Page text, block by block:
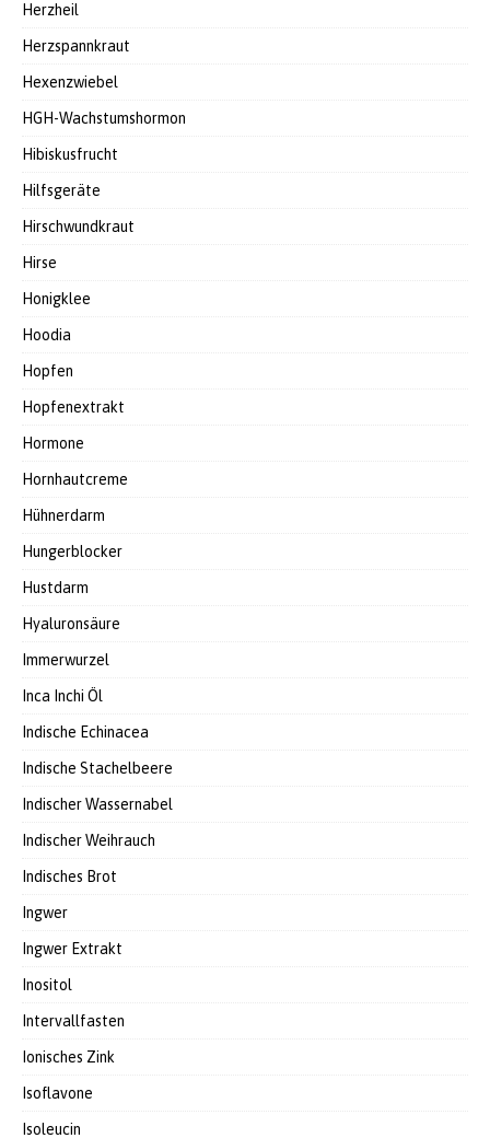
Herzheil
Herzspannkraut
Hexenzwiebel
HGH-Wachstumshormon
Hibiskusfrucht
Hilfsgeräte
Hirschwundkraut
Hirse
Honigklee
Hoodia
Hopfen
Hopfenextrakt
Hormone
Hornhautcreme
Hühnerdarm
Hungerblocker
Hustdarm
Hyaluronsäure
Immerwurzel
Inca Inchi Öl
Indische Echinacea
Indische Stachelbeere
Indischer Wassernabel
Indischer Weihrauch
Indisches Brot
Ingwer
Ingwer Extrakt
Inositol
Intervallfasten
Ionisches Zink
Isoflavone
Isoleucin